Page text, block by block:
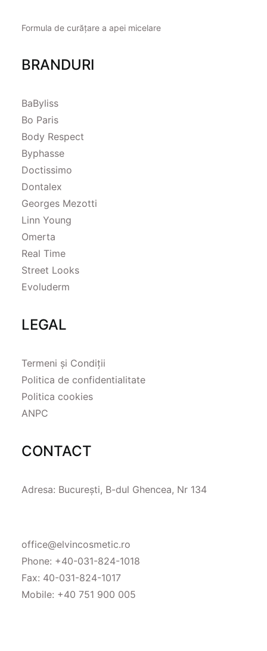
Formula de curățare a apei micelare
BRANDURI
BaByliss
Bo Paris
Body Respect
Byphasse
Doctissimo
Dontalex
Georges Mezotti
Linn Young
Omerta
Real Time
Street Looks
Evoluderm
LEGAL
Termeni și Condiții
Politica de confidentialitate
Politica cookies
ANPC
CONTACT
Adresa: București, B-dul Ghencea, Nr 134
office@elvincosmetic.ro
Phone: +40-031-824-1018
Fax: 40-031-824-1017
Mobile: +40 751 900 005